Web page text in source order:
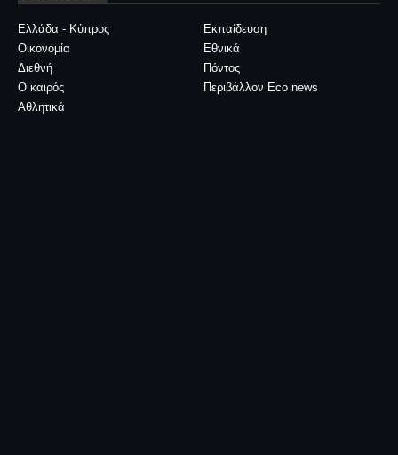
Ελλάδα - Κύπρος
Εκπαίδευση
Οικονομία
Εθνικά
Διεθνή
Πόντος
Ο καιρός
Περιβάλλον Eco news
Αθλητικά